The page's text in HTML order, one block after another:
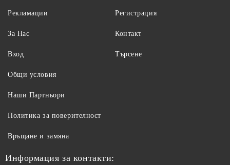
Рекламации
За Нас
Вход
Регистрация
Контакт
Търсене
Общи условия
Наши Партньори
Политика за поверителност
Връщане и замяна
Информация за контакти: